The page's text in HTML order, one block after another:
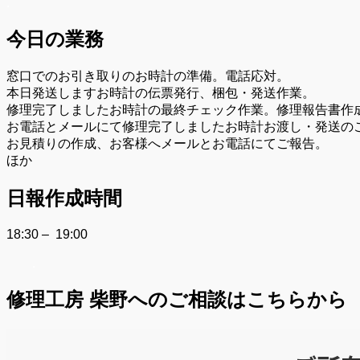
今日の業務
窓口でのお引き取りのお時計の準備。電話応対。
本日発送しますお時計の伝票発行、梱包・発送作業。
修理完了しましたお時計の最終チェック作業。修理報告書作
お電話とメールにて修理完了しましたお時計お渡し・発送の
お見積りの作成、お客様へメールとお電話にてご報告。
ほか
日報作成時間
18:30 – 19:00
修理工房 柴野へのご相談はこちらから